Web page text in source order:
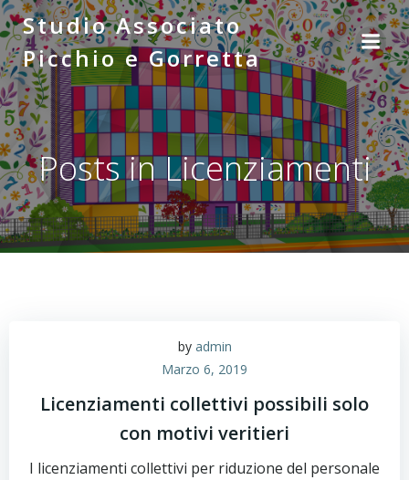
Vai
al
contenuto
Studio Associato
Picchio e Gorretta
Posts in Licenziamenti
by admin
Marzo 6, 2019
Licenziamenti collettivi possibili solo
con motivi veritieri
I licenziamenti collettivi per riduzione del personale